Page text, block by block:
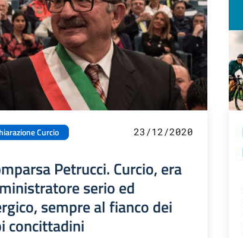
Curcio 23/12/2020
Petrucci. Curcio, era
serio ed
sempre al fianco dei
concittadini